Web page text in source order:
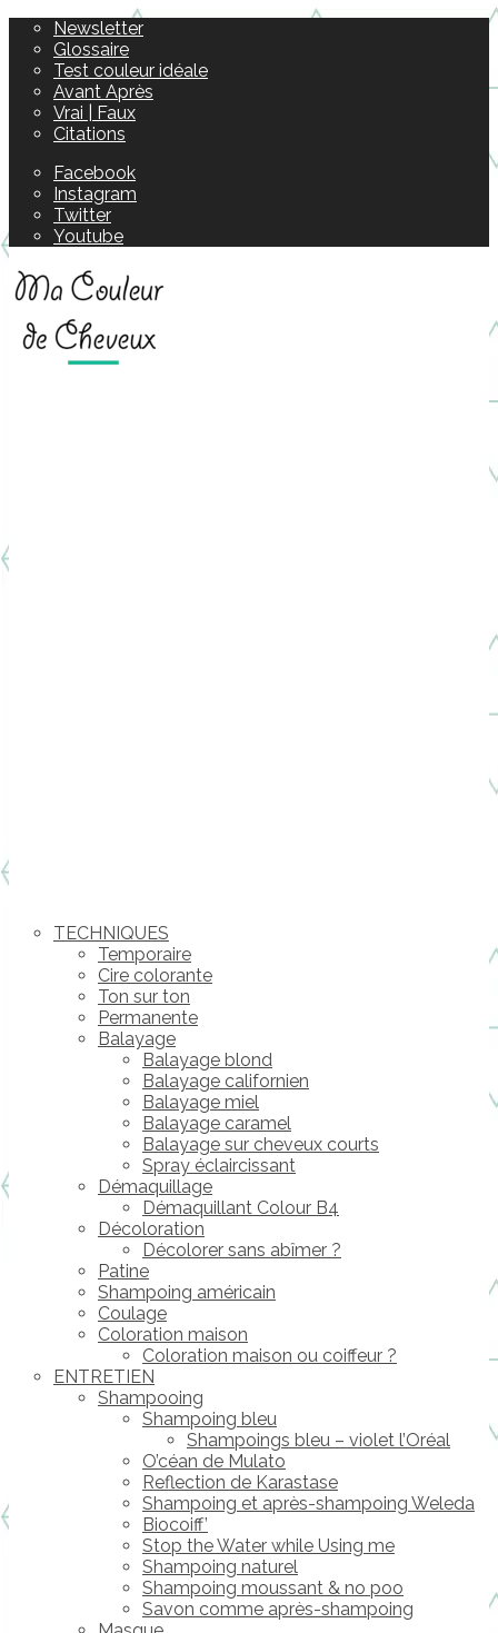
Newsletter
Glossaire
Test couleur idéale
Avant Après
Vrai | Faux
Citations
Facebook
Instagram
Twitter
Youtube
TECHNIQUES
Temporaire
Cire colorante
Ton sur ton
Permanente
Balayage
Balayage blond
Balayage californien
Balayage miel
Balayage caramel
Balayage sur cheveux courts
Spray éclaircissant
Démaquillage
Démaquillant Colour B4
Décoloration
Décolorer sans abîmer ?
Patine
Shampoing américain
Coulage
Coloration maison
Coloration maison ou coiffeur ?
ENTRETIEN
Shampooing
Shampoing bleu
Shampoings bleu – violet l’Oréal
O’céan de Mulato
Reflection de Karastase
Shampoing et après-shampoing Weleda
Biocoiff’
Stop the Water while Using me
Shampoing naturel
Shampoing moussant & no poo
Savon comme après-shampoing